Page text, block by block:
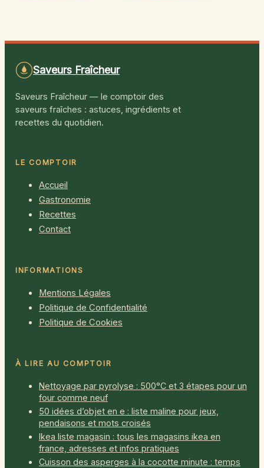
Saveurs Fraîcheur
Saveurs Fraîcheur — le comptoir des
saveurs fraîches : astuces, ingrédients et
recettes du quotidien.
LE COMPTOIR
Accueil
Gastronomie
Recettes
Contact
INFORMATIONS
Mentions Légales
Politique de Confidentialité
Politique de Cookies
À LIRE AU COMPTOIR
Nettoyage par pyrolyse : 500°C et 3 étapes pour un
four comme neuf
50 idées d’objet en e : liste maline pour jeux,
pendaisons et mots croisés
Ikea liste magasin : tous les magasins ikea en
france, adresses et infos pratiques
Cuisson des asperges à la cocotte minute : temps